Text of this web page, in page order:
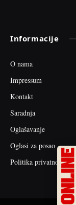
Informacije
O nama
Impressum
Kontakt
Saradnja
Oglašavanje
Oglasi za posao
Politika privatnosti